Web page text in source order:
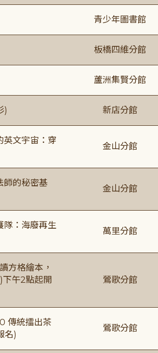
青少年圖書館
板橋四維分館
蘆洲集賢分館
) 新店分館
英文宇宙：穿
金山分館
師的秘密基
金山分館
隊：海廢再生
萬里分館
方格繪本，
午2點起開
鶯歌分館
傳統擂出茶
名)
鶯歌分館